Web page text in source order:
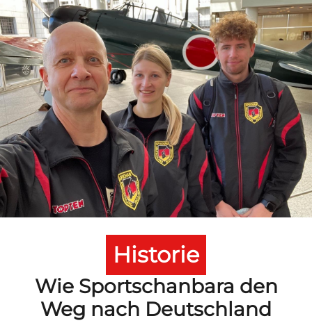
Historie
Wie Sportschanbara den
Weg nach Deutschland